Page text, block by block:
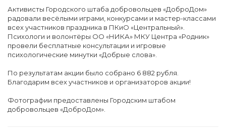
Активисты Городского штаба добровольцев «ДоброДом»
радовали весёлыми играми, конкурсами и мастер-классами
всех участников праздника в ПКиО «Центральный».
Психологи и волонтёры ОО «НИКА» МКУ Центра «Родник»
провели бесплатные консультации и игровые
психологические минутки «Добрые слова».
По результатам акции было собрано 6 882 рубля.
Благодарим всех участников и организаторов акции!
Фотографии предоставлены Городским штабом
добровольцев «ДоброДом».